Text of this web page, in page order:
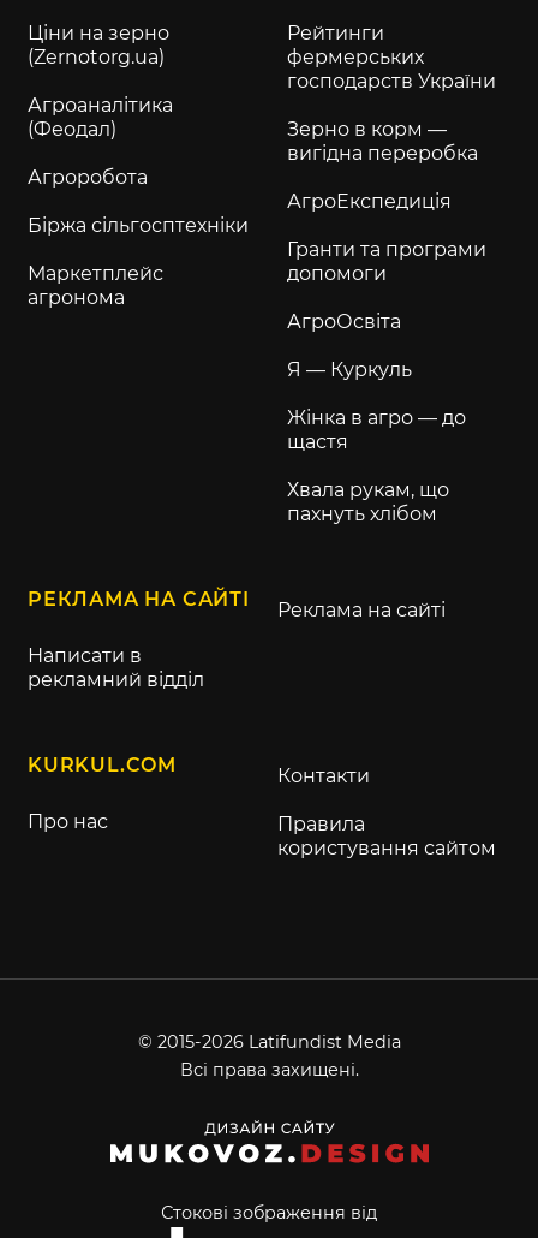
Ціни на зерно
(Zernotorg.ua)
Агроаналітика
(Феодал)
Агроробота
Біржа сільгосптехніки
Маркетплейс
агронома
Рейтинги
фермерських
господарств України
Зерно в корм —
вигідна переробка
АгроЕкспедиція
Гранти та програми
допомоги
АгроОсвіта
Я — Куркуль
Жінка в агро — до
щастя
Хвала рукам, що
пахнуть хлібом
РЕКЛАМА НА САЙТІ
Написати в
рекламний відділ
Реклама на сайті
KURKUL.COM
Про нас
Контакти
Правила
користування сайтом
© 2015-2026 Latifundist Media
Всі права захищені.
Стокові зображення від